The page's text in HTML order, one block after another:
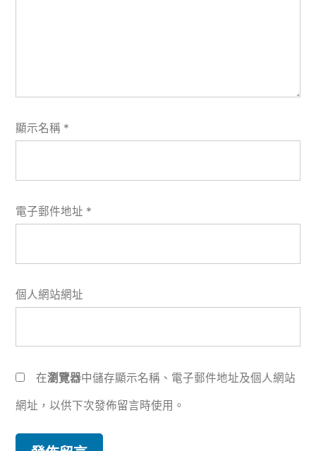
顯示名稱 *
電子郵件地址 *
個人網站網址
在瀏覽器中儲存顯示名稱、電子郵件地址及個人網站
網址，以供下次發佈留言時使用。